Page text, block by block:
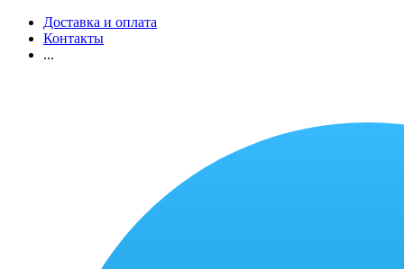
Доставка и оплата
Контакты
...